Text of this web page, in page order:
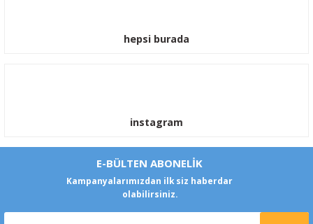
hepsi burada
instagram
E-BÜLTEN ABONELİK
Kampanyalarımızdan ilk siz haberdar
olabilirsiniz.